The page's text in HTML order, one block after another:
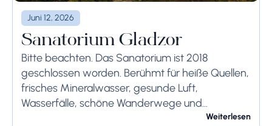
Juni 12, 2026
Sanatorium Gladzor
Bitte beachten. Das Sanatorium ist 2018
geschlossen worden. Berühmt für heiße Quellen,
frisches Mineralwasser, gesunde Luft,
Wasserfälle, schöne Wanderwege und
umgeben von dichten Wäldern ist Jermuk immer
Weiterlesen